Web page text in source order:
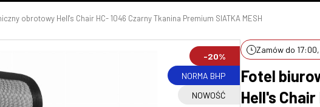
obrotowy Hell's Chair HC- 1046 Czarny Tkanina Premium SIATKA MESH
-20%
NOWOŚĆ
NORMA BHP
Zamów do
Fotel
Hell's